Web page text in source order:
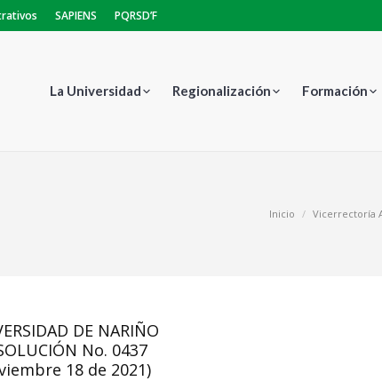
SAPIENS PQRSD’F
La Universidad Regionalización Formación
Inicio Vicerrectoría
DE NARIÑO
No. 0437
18 de 2021)